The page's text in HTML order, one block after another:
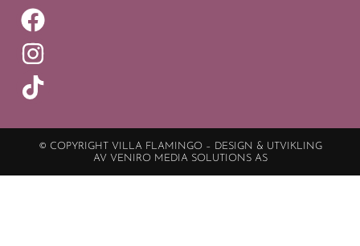
© COPYRIGHT VILLA FLAMINGO – DESIGN & UTVIKLING
AV VENIRO MEDIA SOLUTIONS AS